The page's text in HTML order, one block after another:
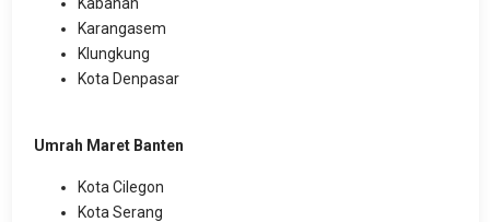
Karangasem
Klungkung
Kota Denpasar
Umrah Maret Banten
Kota Cilegon
Kota Serang